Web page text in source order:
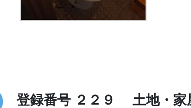
登録番号 ２２９ 土地・家